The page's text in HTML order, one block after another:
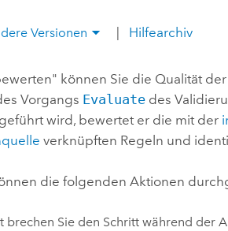
Alle Storys
Versionen Hilfearchiv
können Sie die Qualität der
Vorgangs Evaluate des
wird, bewertet er die mit der
verknüpften Regeln und
die folgenden Aktionen
brechen Sie den Schritt während der